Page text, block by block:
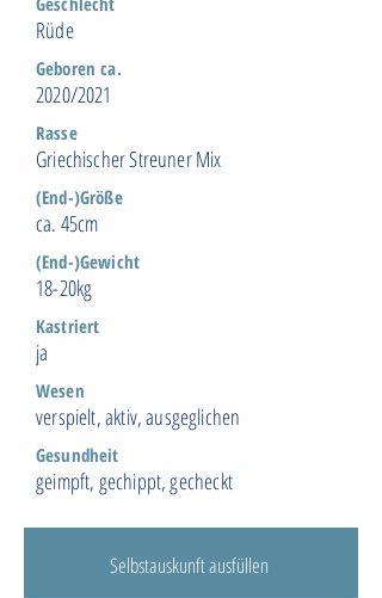
Rüde
Geboren ca.
2020/2021
Rasse
Griechischer Streuner Mix
(End-)Größe
ca. 45cm
(End-)Gewicht
18-20kg
Kastriert
ja
Wesen
verspielt, aktiv, ausgeglichen
Gesundheit
geimpft, gechippt, gecheckt
Selbstauskunft ausfüllen